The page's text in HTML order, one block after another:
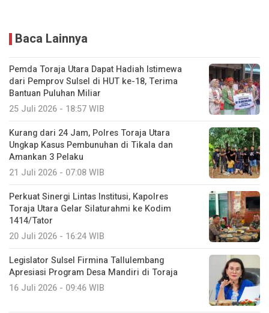
Baca Lainnya
Pemda Toraja Utara Dapat Hadiah Istimewa
dari Pemprov Sulsel di HUT ke-18, Terima
Bantuan Puluhan Miliar
25 Juli 2026 - 18:57 WIB
Kurang dari 24 Jam, Polres Toraja Utara
Ungkap Kasus Pembunuhan di Tikala dan
Amankan 3 Pelaku
21 Juli 2026 - 07:08 WIB
Perkuat Sinergi Lintas Institusi, Kapolres
Toraja Utara Gelar Silaturahmi ke Kodim
1414/Tator
20 Juli 2026 - 16:24 WIB
Legislator Sulsel Firmina Tallulembang
Apresiasi Program Desa Mandiri di Toraja
16 Juli 2026 - 09:46 WIB